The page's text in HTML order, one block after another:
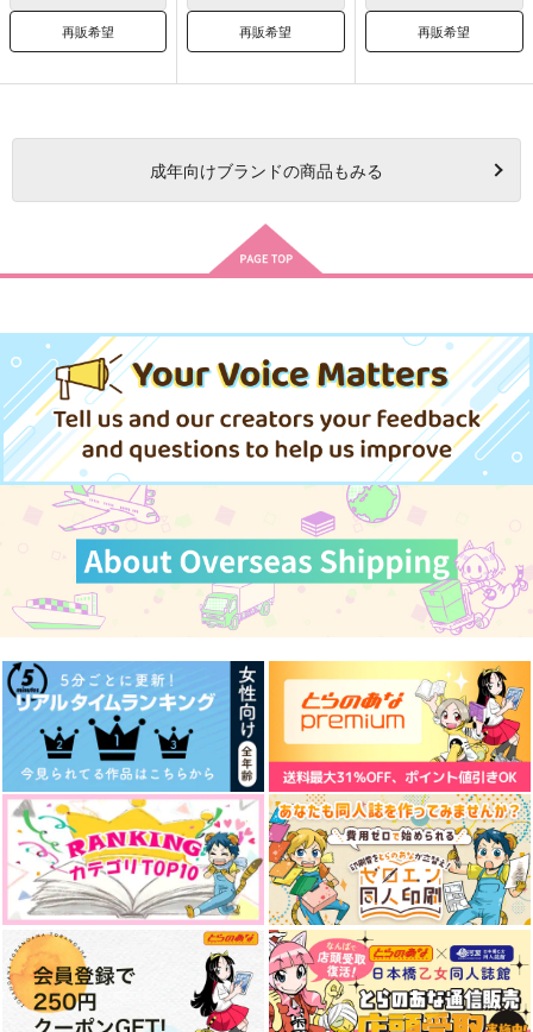
再販希望 再販希望 再販希望
成年向けブランドの商品もみる